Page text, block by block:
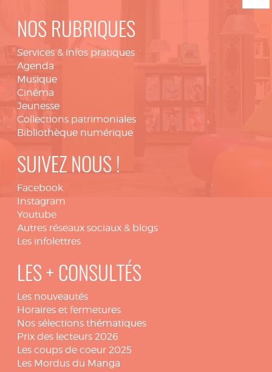
NOS RUBRIQUES
Services & infos pratiques
Agenda
Musique
Cinéma
Jeunesse
Collections patrimoniales
Bibliothèque numérique
SUIVEZ NOUS !
Facebook
Instagram
Youtube
Autres réseaux sociaux & blogs
Les infolettres
LES + CONSULTÉS
Les nouveautés
Horaires et fermetures
Nos sélections thématiques
Prix des lecteurs 2026
Les coups de coeur 2025
Les Mordus du Manga